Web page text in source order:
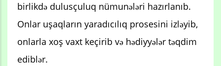
birlikdə dulusçuluq nümunələri hazırlanıb.
Onlar uşaqların yaradıcılıq prosesini izləyib,
onlarla xoş vaxt keçirib və hədiyyələr təqdim
ediblər.